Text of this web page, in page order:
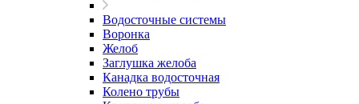
Водосточные системы
Воронка
Желоб
Заглушка желоба
Канадка водосточная
Колено трубы